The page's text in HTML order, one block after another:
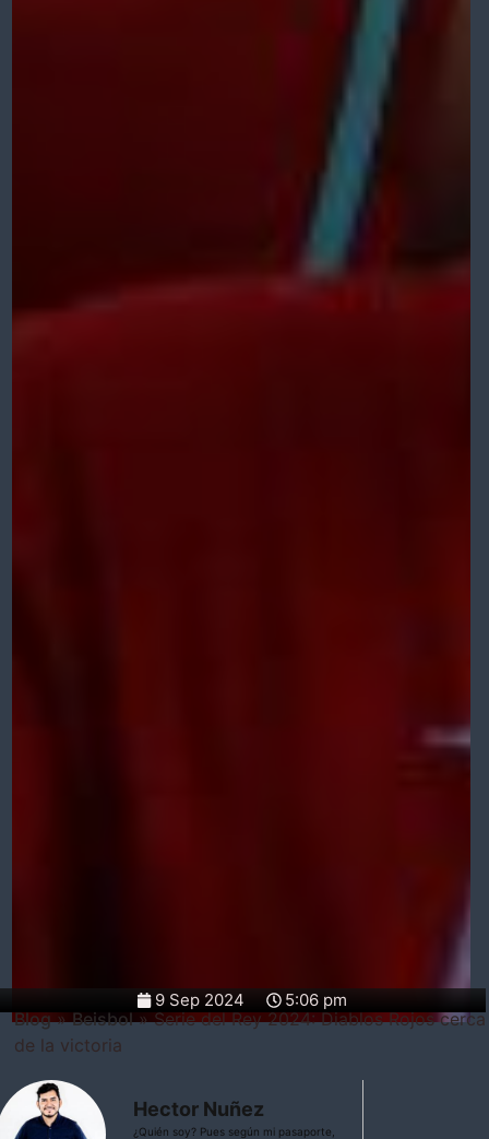
9 Sep 2024 5:06 pm
Blog»Beisbol»Serie del Rey 2024: Diablos Rojos cerca
de la victoria
Hector Nuñez
¿Quién soy? Pues según mi pasaporte,